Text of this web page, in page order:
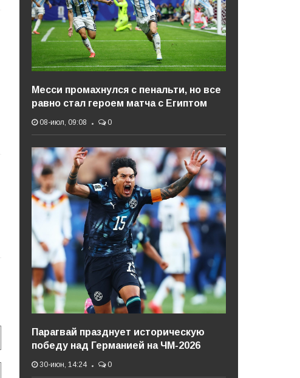
Месси промахнулся с пенальти, но все
равно стал героем матча с Египтом
08-июл, 09:08 0
Парагвай празднует историческую
победу над Германией на ЧМ-2026
30-июн, 14:24 0